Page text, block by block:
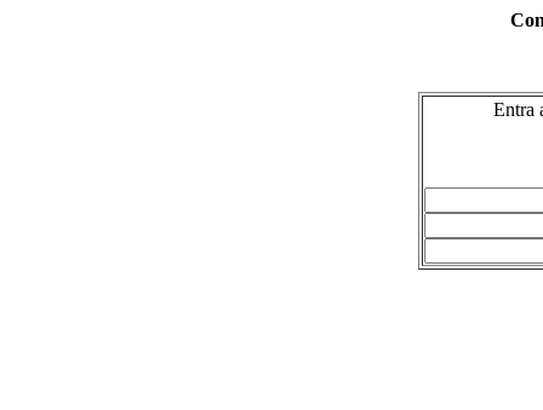
Entra